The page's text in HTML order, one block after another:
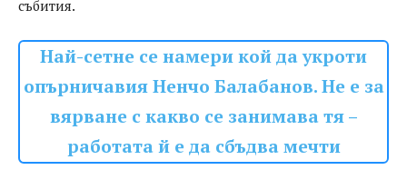
събития.
Най-сетне се намери кой да укроти
опърничавия Ненчо Балабанов. Не е за
вярване с какво се занимава тя –
работата й е да сбъдва мечти